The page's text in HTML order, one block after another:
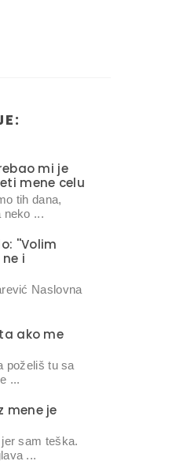
mi je
mene celu
tih dana,
neko ...
''Volim
i
Naslovna
ako me
poželiš tu sa
...
mene je
sam teška.
...